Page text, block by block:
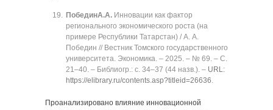
ПобединА.А. Инновации как фактор
регионального экономического роста (на
примере Республики Татарстан) / А. А.
Победин // Вестник Томского государственного
университета. Экономика. ‒ 2025. ‒ № 69. ‒ C.
21‒40. ‒ Библиогр.: с. 34‒37 (44 назв.). ‒ URL:
https://elibrary.ru/contents.asp?titleid=26636.
Проанализировано влияние инновационной